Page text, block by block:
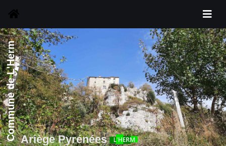
Commune de L'Herm Ariège Pyrénées